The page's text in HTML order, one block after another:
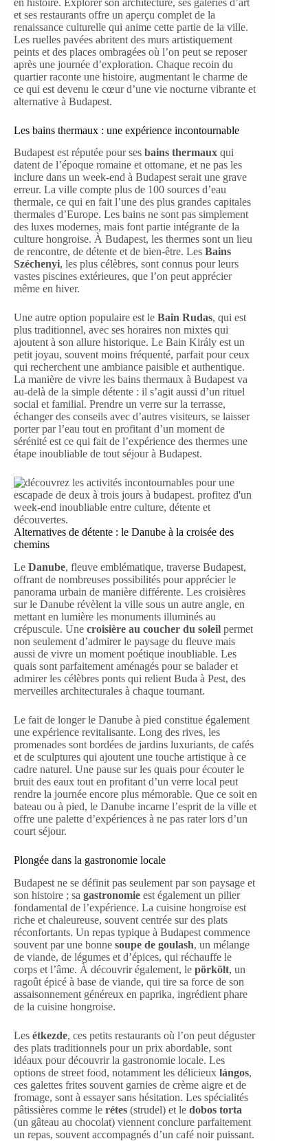
et ses restaurants offre un aperçu complet de la
renaissance culturelle qui anime cette partie de la ville.
Les ruelles pavées abritent des murs artistiquement
peints et des places ombragées où l’on peut se reposer
après une journée d’exploration. Chaque recoin du
quartier raconte une histoire, augmentant le charme de
ce qui est devenu le cœur d’une vie nocturne vibrante et
alternative à Budapest.
Les bains thermaux : une expérience incontournable
Budapest est réputée pour ses bains thermaux qui
datent de l’époque romaine et ottomane, et ne pas les
inclure dans un week-end à Budapest serait une grave
erreur. La ville compte plus de 100 sources d’eau
thermale, ce qui en fait l’une des plus grandes capitales
thermales d’Europe. Les bains ne sont pas simplement
des luxes modernes, mais font partie intégrante de la
culture hongroise. À Budapest, les thermes sont un lieu
de rencontre, de détente et de bien-être. Les Bains
Széchenyi, les plus célèbres, sont connus pour leurs
vastes piscines extérieures, que l’on peut apprécier
même en hiver.
Une autre option populaire est le Bain Rudas, qui est
plus traditionnel, avec ses horaires non mixtes qui
ajoutent à son allure historique. Le Bain Király est un
petit joyau, souvent moins fréquenté, parfait pour ceux
qui recherchent une ambiance paisible et authentique.
La manière de vivre les bains thermaux à Budapest va
au-delà de la simple détente : il s’agit aussi d’un rituel
social et familial. Prendre un verre sur la terrasse,
échanger des conseils avec d’autres visiteurs, se laisser
porter par l’eau tout en profitant d’un moment de
sérénité est ce qui fait de l’expérience des thermes une
étape inoubliable de tout séjour à Budapest.
Alternatives de détente : le Danube à la croisée des
chemins
Le Danube, fleuve emblématique, traverse Budapest,
offrant de nombreuses possibilités pour apprécier le
panorama urbain de manière différente. Les croisières
sur le Danube révèlent la ville sous un autre angle, en
mettant en lumière les monuments illuminés au
crépuscule. Une croisière au coucher du soleil permet
non seulement d’admirer le paysage du fleuve mais
aussi de vivre un moment poétique inoubliable. Les
quais sont parfaitement aménagés pour se balader et
admirer les célèbres ponts qui relient Buda à Pest, des
merveilles architecturales à chaque tournant.
Le fait de longer le Danube à pied constitue également
une expérience revitalisante. Long des rives, les
promenades sont bordées de jardins luxuriants, de cafés
et de sculptures qui ajoutent une touche artistique à ce
cadre naturel. Une pause sur les quais pour écouter le
bruit des eaux tout en profitant d’un verre local peut
rendre la journée encore plus mémorable. Que ce soit en
bateau ou à pied, le Danube incarne l’esprit de la ville et
offre une palette d’expériences à ne pas rater lors d’un
court séjour.
Plongée dans la gastronomie locale
Budapest ne se définit pas seulement par son paysage et
son histoire ; sa gastronomie est également un pilier
fondamental de l’expérience. La cuisine hongroise est
riche et chaleureuse, souvent centrée sur des plats
réconfortants. Un repas typique à Budapest commence
souvent par une bonne soupe de goulash, un mélange
de viande, de légumes et d’épices, qui réchauffe le
corps et l’âme. À découvrir également, le pörkölt, un
ragoût épicé à base de viande, qui tire sa force de son
assaisonnement généreux en paprika, ingrédient phare
de la cuisine hongroise.
Les étkezde, ces petits restaurants où l’on peut déguster
des plats traditionnels pour un prix abordable, sont
idéaux pour découvrir la gastronomie locale. Les
options de street food, notamment les délicieux lángos,
ces galettes frites souvent garnies de crème aigre et de
fromage, sont à essayer sans hésitation. Les spécialités
pâtissières comme le rétes (strudel) et le dobos torta
(un gâteau au chocolat) viennent conclure parfaitement
un repas, souvent accompagnés d’un café noir puissant.